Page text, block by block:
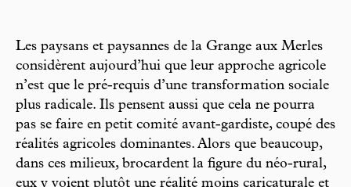
Les paysans et paysannes de la Grange aux Merles
considèrent aujourd’hui que leur approche agricole
n’est que le pré-requis d’une transformation sociale
plus radicale. Ils pensent aussi que cela ne pourra
pas se faire en petit comité avant-gardiste, coupé des
réalités agricoles dominantes. Alors que beaucoup,
dans ces milieux, brocardent la figure du néo-rural,
eux y voient plutôt une réalité moins caricaturale et